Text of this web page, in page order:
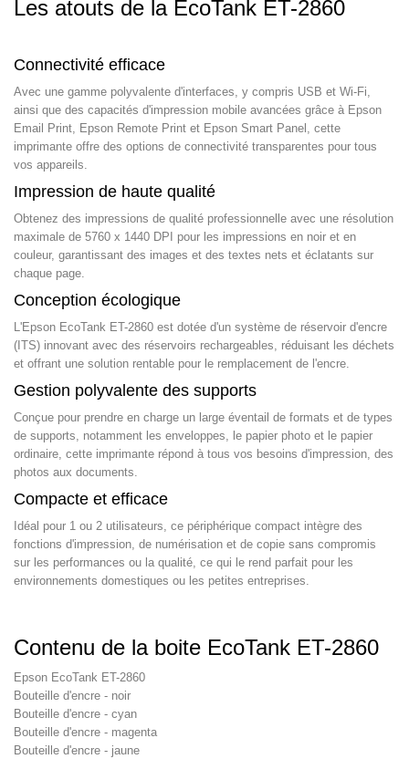
Les atouts de la EcoTank ET-2860
Connectivité efficace
Avec une gamme polyvalente d'interfaces, y compris USB et Wi-Fi,
ainsi que des capacités d'impression mobile avancées grâce à Epson
Email Print, Epson Remote Print et Epson Smart Panel, cette
imprimante offre des options de connectivité transparentes pour tous
vos appareils.
Impression de haute qualité
Obtenez des impressions de qualité professionnelle avec une résolution
maximale de 5760 x 1440 DPI pour les impressions en noir et en
couleur, garantissant des images et des textes nets et éclatants sur
chaque page.
Conception écologique
L'Epson EcoTank ET-2860 est dotée d'un système de réservoir d'encre
(ITS) innovant avec des réservoirs rechargeables, réduisant les déchets
et offrant une solution rentable pour le remplacement de l'encre.
Gestion polyvalente des supports
Conçue pour prendre en charge un large éventail de formats et de types
de supports, notamment les enveloppes, le papier photo et le papier
ordinaire, cette imprimante répond à tous vos besoins d'impression, des
photos aux documents.
Compacte et efficace
Idéal pour 1 ou 2 utilisateurs, ce périphérique compact intègre des
fonctions d'impression, de numérisation et de copie sans compromis
sur les performances ou la qualité, ce qui le rend parfait pour les
environnements domestiques ou les petites entreprises.
Contenu de la boite EcoTank ET-2860
Epson EcoTank ET-2860
Bouteille d'encre - noir
Bouteille d'encre - cyan
Bouteille d'encre - magenta
Bouteille d'encre - jaune